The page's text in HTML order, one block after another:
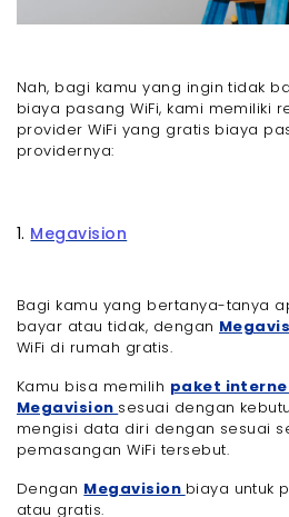
Nah, bagi kamu yang ingin tidak
biaya pasang WiFi, kami memiliki
provider WiFi yang gratis biaya
providernya:
1. Megavision
Bagi kamu yang bertanya-tanya
bayar atau tidak, dengan
WiFi di rumah gratis.
Kamu bisa memilih paket
Megavision sesuai dengan
mengisi data diri dengan sesuai
pemasangan WiFi tersebut.
Dengan Megavision biaya untuk
atau gratis.